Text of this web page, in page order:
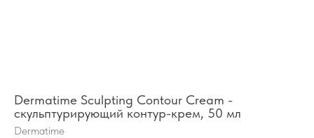
Dermatime Sculpting Contour Cream -
скульптурирующий контур-крем, 50 мл
Dermatime